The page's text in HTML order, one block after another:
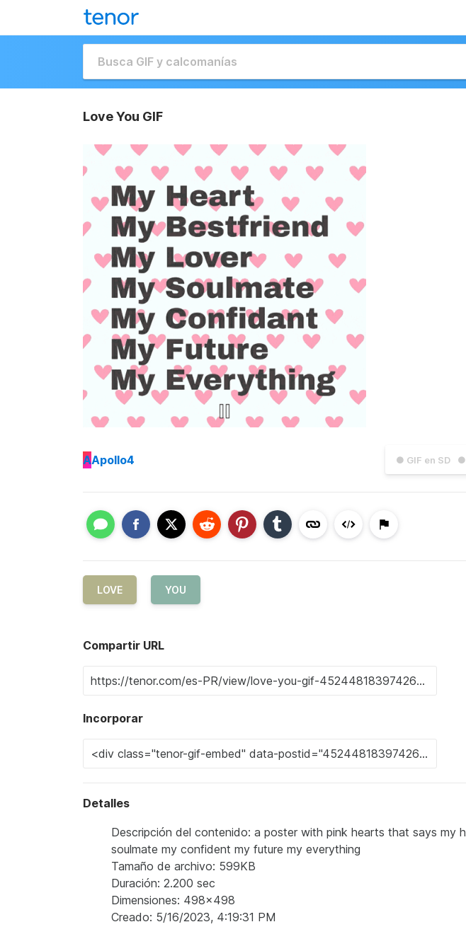
Love You GIF
● GIF en SD ●
AApollo4
LOVE YOU
Compartir URL
Incorporar
Detalles
Descripción del contenido: a poster with pink hearts that says my
soulmate my confident my future my everything
Tamaño de archivo: 599KB
Duración: 2.200 sec
Dimensiones: 498x498
Creado: 5/16/2023, 4:19:31 PM